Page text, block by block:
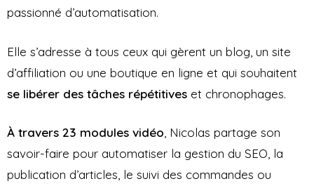
passionné d’automatisation.
Elle s’adresse à tous ceux qui gèrent un blog, un site
d’affiliation ou une boutique en ligne et qui souhaitent
se libérer des tâches répétitives et chronophages.
À travers 23 modules vidéo, Nicolas partage son
savoir-faire pour automatiser la gestion du SEO, la
publication d’articles, le suivi des commandes ou